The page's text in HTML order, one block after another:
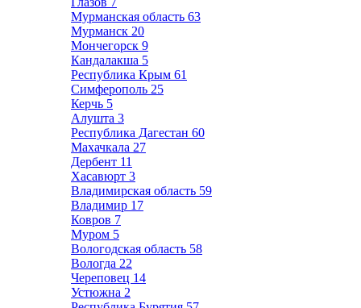
Мурманская область 63
Мурманск 20
Мончегорск 9
Кандалакша 5
Республика Крым 61
Симферополь 25
Керчь 5
Алушта 3
Республика Дагестан 60
Махачкала 27
Дербент 11
Хасавюрт 3
Владимирская область 59
Владимир 17
Ковров 7
Муром 5
Вологодская область 58
Вологда 22
Череповец 14
Устюжна 2